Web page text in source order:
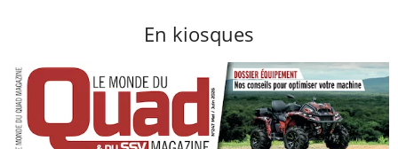
En kiosques